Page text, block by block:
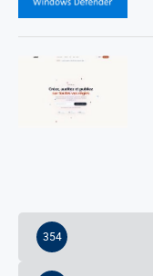
354